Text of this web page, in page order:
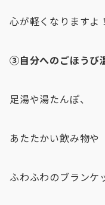
心が軽くなりますよ！
③自分へのごほうび
足湯や湯たんぽ、
あたたかい飲み物や
ふわふわのブランケ